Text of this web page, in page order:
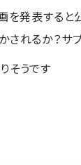
発表すると
れるか？サ
そうです